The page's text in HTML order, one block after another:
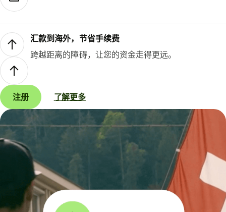
汇款到海外，节省手续费
跨越距离的障碍，让您的资金走得更远。
注册 了解更多